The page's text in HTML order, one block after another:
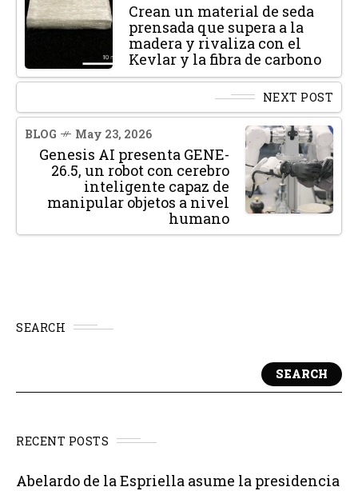
Crean un material de seda
prensada que supera a la
madera y rivaliza con el
Kevlar y la fibra de carbono
NEXT POST
BLOG May 23, 2026
Genesis AI presenta GENE-
26.5, un robot con cerebro
inteligente capaz de
manipular objetos a nivel
humano
SEARCH
SEARCH
RECENT POSTS
Abelardo de la Espriella asume la presidencia